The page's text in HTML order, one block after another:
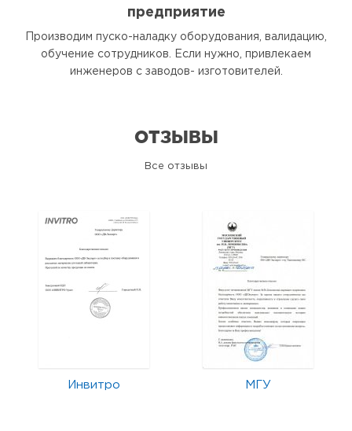
предприятие
Производим пуско-наладку оборудования, валидацию,
обучение сотрудников. Если нужно, привлекаем
инженеров с заводов- изготовителей.
ОТЗЫВЫ
Все отзывы
Инвитро МГУ